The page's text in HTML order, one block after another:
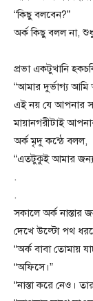
“কিছু বলবেন?”
অর্ক কিছু বলল না,
প্রভা একটুখানি
“আমার দুর্ভাগ্য
এই নয় যে আপনার
মায়ানগরীটাই
অর্ক মৃদু কন্ঠে বলল,
“এতটুকুই আমার
.
.
সকালে অর্ক নাস্তার
দেখে উল্টো পথ
“অর্ক বাবা তোমায়
“অফিসে।”
“নাস্তা করে নেও।